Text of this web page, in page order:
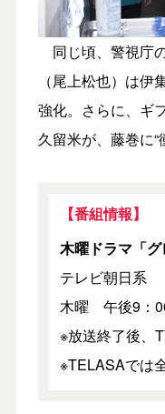
同じ頃、警視庁
（尾上松也）は
強化。さらに、ギ
久留米が、藤巻に“
【番組情報】
木曜ドラマ「グ
テレビ朝日系
木曜 午後9：
※放送終了後、
※TELASAでは